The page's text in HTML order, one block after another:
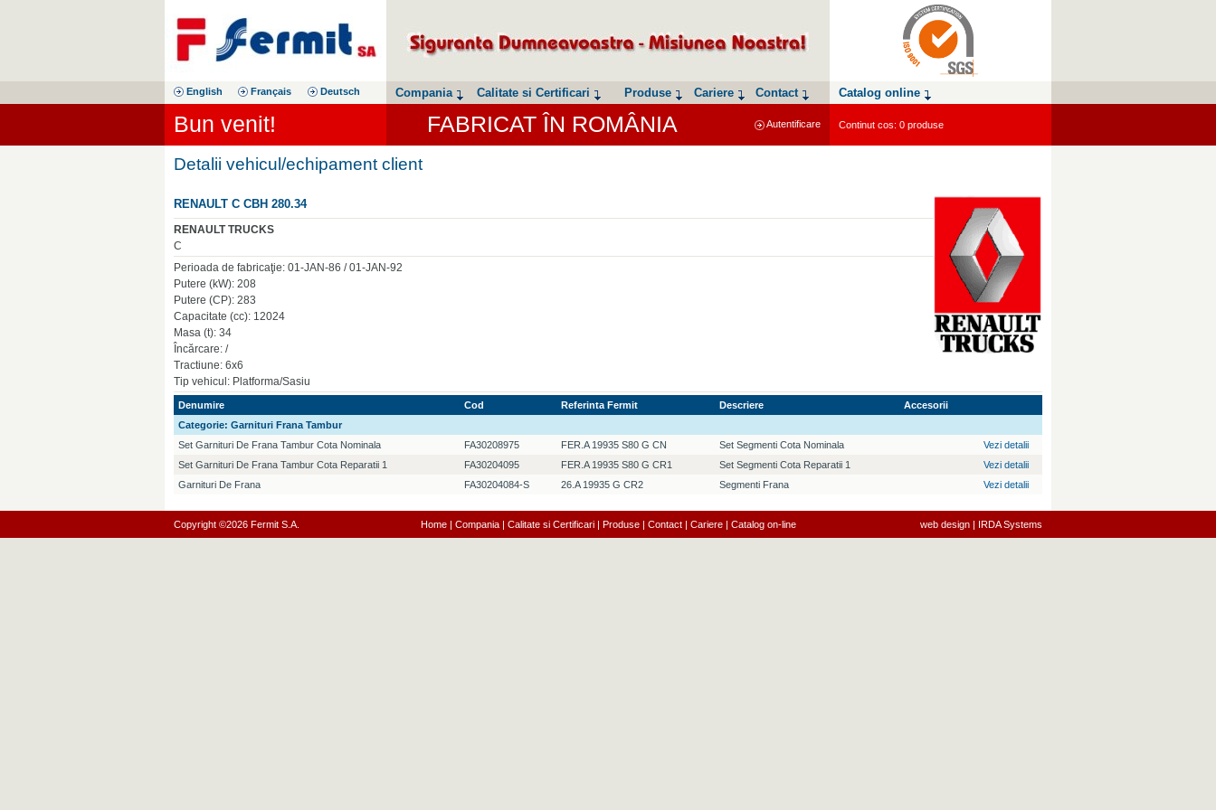
English Français Deutsch Compania Calitate si Certificari Produse Cariere Contact Catalog online
Bun venit! FABRICAT ÎN ROMÂNIA Autentificare Continut cos: 0 produse
Detalii vehicul/echipament client
RENAULT C CBH 280.34
RENAULT TRUCKS
C
Perioada de fabricaţie: 01-JAN-86 / 01-JAN-92
Putere (kW): 208
Putere (CP): 283
Capacitate (cc): 12024
Masa (t): 34
Încărcare: /
Tractiune: 6x6
Tip vehicul: Platforma/Sasiu
Denumire Cod Referinta Fermit Descriere
Accesorii
Categorie: Garnituri Frana Tambur
Set Garnituri De Frana Tambur Cota Nominala
FA30208975 FER.A 19935 S80 G CN Set Segmenti Cota Nominala
Vezi detalii
Set Garnituri De Frana Tambur Cota Reparatii 1
FA30204095 FER.A 19935 S80 G CR1 Set Segmenti Cota Reparatii 1
Vezi detalii
Garnituri De Frana
FA30204084-S 26.A 19935 G CR2 Segmenti Frana Vezi detalii
Copyright ©2026 Fermit S.A. Home| Compania| Calitate si Certificari| Produse| Contact| Cariere| Catalog on-line web design | IRDA Systems